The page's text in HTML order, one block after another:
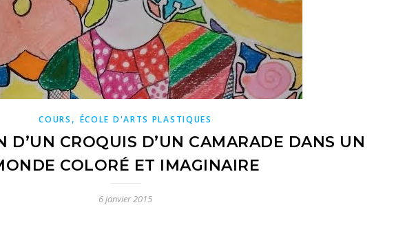
COURS , ÉCOLE D'ARTS PLASTIQUES
D’UN CROQUIS D’UN CAMARADE DANS UN
COLORÉ ET IMAGINAIRE
6 janvier 2015